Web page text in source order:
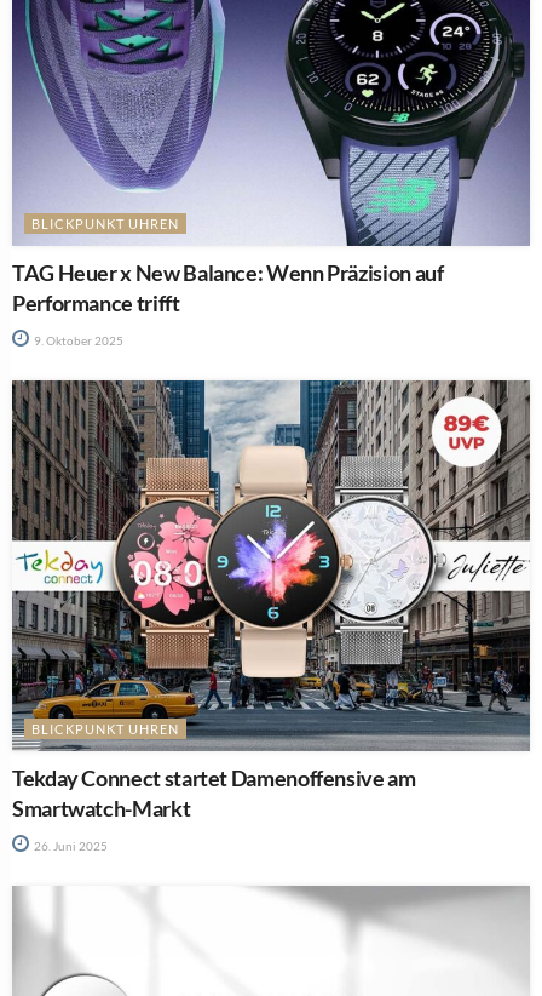
BLICKPUNKT UHREN
TAG Heuer x New Balance: Wenn Präzision auf
Performance trifft
9. Oktober 2025
BLICKPUNKT UHREN
Tekday Connect startet Damenoffensive am
Smartwatch-Markt
26. Juni 2025